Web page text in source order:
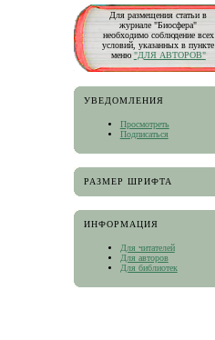
Для размещения статьи в
журнале "Биосфера"
необходимо соблюдение всех
условий, указанных в пункте
меню "ДЛЯ АВТОРОВ"
УВЕДОМЛЕНИЯ
Просмотреть
Подписаться
РАЗМЕР ШРИФТА
ИНФОРМАЦИЯ
Для читателей
Для авторов
Для библиотек